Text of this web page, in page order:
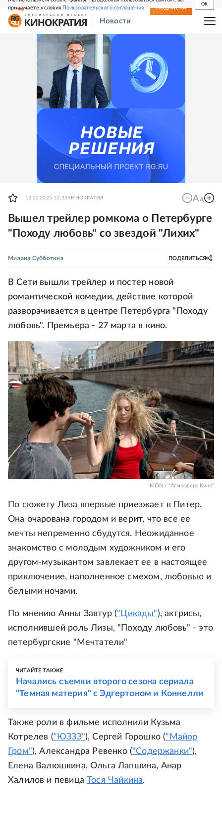
принимаете условияПользовательского соглашения
OK
СВЕЖИЙ НОМЕР ПОДПИСКА
Новости
12.02.2025 12:23 КИНОКРАТИЯ
Вышел трейлер ромкома о Петербурге
"Походу любовь" со звездой "Лихих"
Милана Субботина ПОДЕЛИТЬСЯ
В Сети вышли трейлер и постер новой
романтической комедии, действие которой
разворачивается в центре Петербурга "Походу
любовь". Премьера - 27 марта в кино.
KION / "Атмосфера Кино"
По сюжету Лиза впервые приезжает в Питер.
Она очарована городом и верит, что все ее
мечты непременно сбудутся. Неожиданное
знакомство с молодым художником и его
другом-музыкантом завлекает ее в настоящее
приключение, наполненное смехом, любовью и
белыми ночами.
По мнению Анны Завтур ("Цикады"), актрисы,
исполнившей роль Лизы, "Походу любовь" - это
петербургские "Мечтатели"
ЧИТАЙТЕ ТАКЖЕ
Начались съемки второго сезона сериала
"Темная материя" с Эдгертоном и Коннелли
Также роли в фильме исполнили Кузьма
Котрелев ("ЮЗЗЗ"), Сергей Горошко ("Майор
Гром"), Александра Ревенко ("Содержанки"),
Елена Валюшкина, Ольга Лапшина, Анар
Халилов и певица
Тося Чайкина.